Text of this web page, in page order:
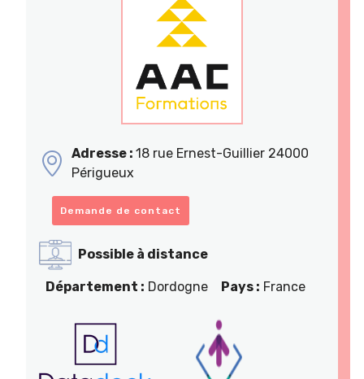
Adresse : 18 rue Ernest-Guillier 24000
Périgueux
Demande de contact
Possible à distance
Département : Dordogne Pays : France